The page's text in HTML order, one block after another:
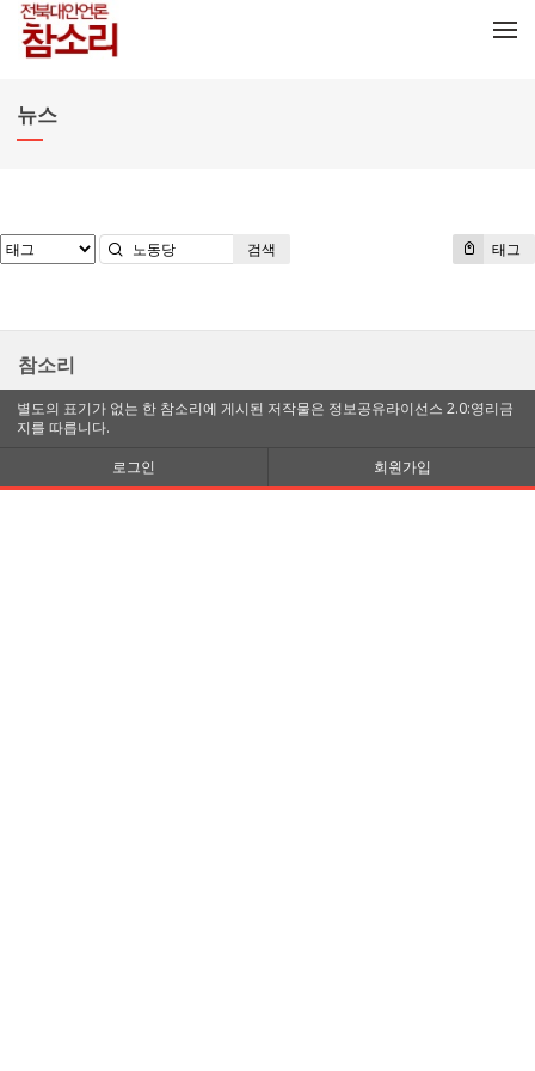
뉴스
태그
검색
참소리
별도의 표기가 없는 한 참소리에 게시된 저작물은 정보공유라이선스 2.0:영리금
지를 따릅니다.
로그인
회원가입